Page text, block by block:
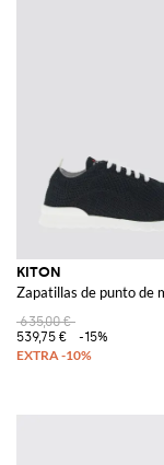
KITON
Zapatillas de punto de
635,00 €
539,75 €
-15%